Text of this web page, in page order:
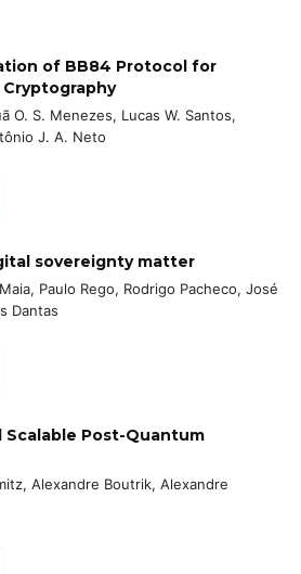
of BB84 Protocol for
O. S. Menezes, Lucas W. Santos,
J. A. Neto
sovereignty matter
Paulo Rego, Rodrigo Pacheco, José
Dantas
Scalable Post-Quantum
Alexandre Boutrik, Alexandre